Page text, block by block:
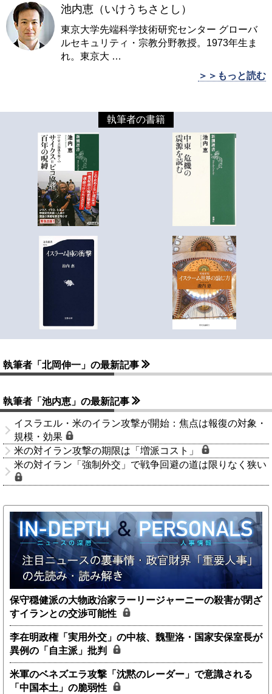
池内恵（いけうちさとし）
東京大学先端科学技術研究センター グローバ
ルセキュリティ・宗教分野教授。1973年生ま
れ。東京大 …
＞＞もっと読む
執筆者の書籍
執筆者「北岡伸一」の最新記事
執筆者「池内恵」の最新記事
イスラエル・米のイラン攻撃が開始：焦点は報復の対象・
規模・効果
米の対イラン攻撃の期限は「増派コスト」
米の対イラン「強制外交」で戦争回避の道は限りなく狭い
保守穏健派の大物政治家ラーリージャーニーの殺害が閉ざ
すイランとの交渉可能性
李在明政権「実用外交」の中核、魏聖洛・国家安保室長が
異例の「自主派」批判
米軍のベネズエラ攻撃「沈黙のレーダー」で意識される
「中国本土」の脆弱性